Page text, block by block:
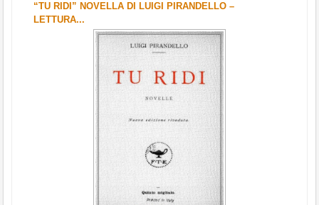
“TU RIDI” NOVELLA DI LUIGI PIRANDELLO –
LETTURA...